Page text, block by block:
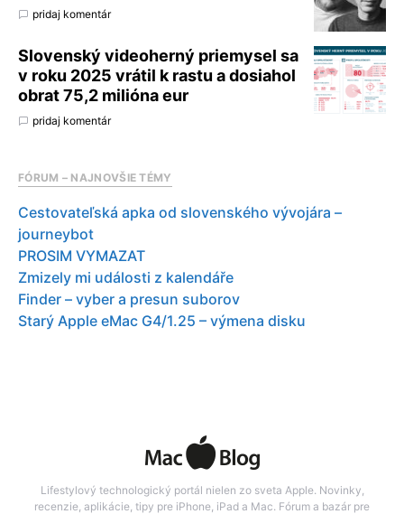
pridaj komentár
Slovenský videoherný priemysel sa
v roku 2025 vrátil k rastu a dosiahol
obrat 75,2 milióna eur
pridaj komentár
FÓRUM – NAJNOVŠIE TÉMY
Cestovateľská apka od slovenského vývojára –
journeybot
PROSIM VYMAZAT
Zmizely mi události z kalendáře
Finder – vyber a presun suborov
Starý Apple eMac G4/1.25 – výmena disku
Lifestylový technologický portál nielen zo sveta Apple. Novinky,
recenzie, aplikácie, tipy pre iPhone, iPad a Mac. Fórum a bazár pre